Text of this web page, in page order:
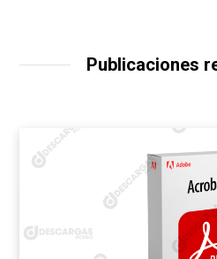
Publicaciones